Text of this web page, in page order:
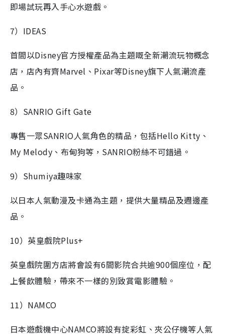
即場試玩再入手心水遊戲。
7）IDEAS
首間以Disney官方授權產品為主題嘅全新潮流玩物概念
店，店內有齊Marvel、Pixar等Disney旗下人氣潮流產
品。
8）SANRIO Gift Gate
專售一眾SANRIO人氣角色的精品，包括Hello Kitty、
My Melody、布甸狗等，SANRIO粉絲不可錯過。
9）Shumiya趣味家
以日本人氣動漫及卡通為主題，提供大量精品及週邊產
品。
10）英皇戲院Plus+
英皇戲院圍方店將會設有6間影院合共逾900個座位，配
上餐飲體驗，帶來不一樣的別致賞電影體驗。
11）NAMCO
日本遊戲機中心NAMCO將設有掟彩虹、夾公仔機等人氣